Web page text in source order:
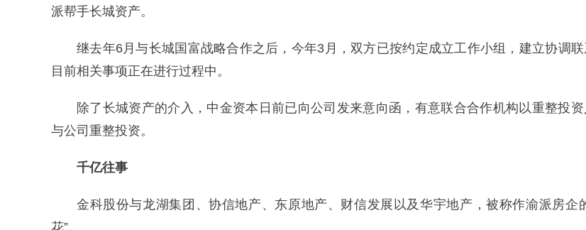
派帮手长城资产。
继去年6月与长城国富战略合作之后，今年3月，双方已按约定成立工作小组，建立协调联
目前相关事项正在进行过程中。
除了长城资产的介入，中金资本日前已向公司发来意向函，有意联合合作机构以重整投
与公司重整投资。
千亿往事
金科股份与龙湖集团、协信地产、东原地产、财信发展以及华宇地产，被称作渝派房企
花”。